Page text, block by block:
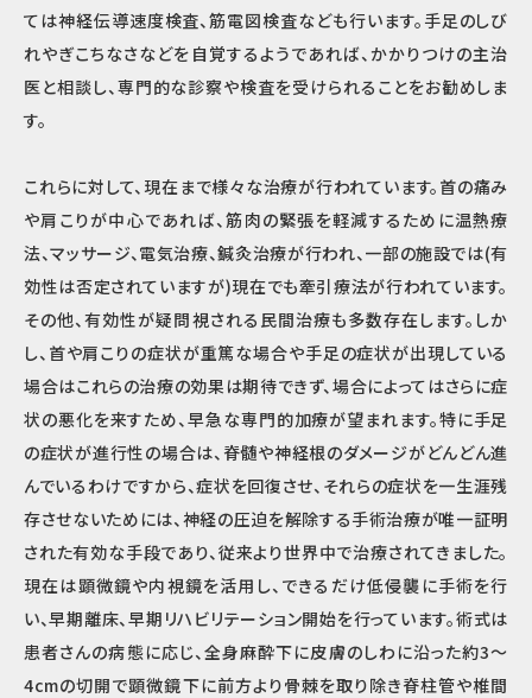
ては神経伝導速度検査、筋電図検査なども行います。手足のしび
れやぎこちなさなどを自覚するようであれば、かかりつけの主治
医と相談し、専門的な診察や検査を受けられることをお勧めしま
す。
これらに対して、現在まで様々な治療が行われています。首の痛み
や肩こりが中心であれば、筋肉の緊張を軽減するために温熱療
法、マッサージ、電気治療、鍼灸治療が行われ、一部の施設では(有
効性は否定されていますが)現在でも牽引療法が行われています。
その他、有効性が疑問視される民間治療も多数存在します。しか
し、首や肩こりの症状が重篤な場合や手足の症状が出現している
場合はこれらの治療の効果は期待できず、場合によってはさらに症
状の悪化を来すため、早急な専門的加療が望まれます。特に手足
の症状が進行性の場合は、脊髄や神経根のダメージがどんどん進
んでいるわけですから、症状を回復させ、それらの症状を一生涯残
存させないためには、神経の圧迫を解除する手術治療が唯一証明
された有効な手段であり、従来より世界中で治療されてきました。
現在は顕微鏡や内視鏡を活用し、できるだけ低侵襲に手術を行
い、早期離床、早期リハビリテーション開始を行っています。術式は
患者さんの病態に応じ、全身麻酔下に皮膚のしわに沿った約3～
4cmの切開で顕微鏡下に前方より骨棘を取り除き脊柱管や椎間